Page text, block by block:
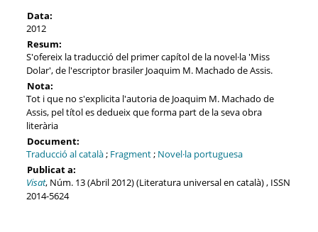
Data:
2012
Resum:
S'ofereix la traducció del primer capítol de la novel·la 'Miss
Dolar', de l'escriptor brasiler Joaquim M. Machado de Assis.
Nota:
Tot i que no s'explicita l'autoria de Joaquim M. Machado de
Assis, pel títol es dedueix que forma part de la seva obra
literària
Document:
Traducció al català; Fragment; Novel·la portuguesa
Publicat a:
Visat, Núm. 13 (Abril 2012) (Literatura universal en català) , ISSN
2014-5624